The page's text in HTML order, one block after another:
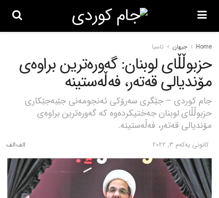
Home جیهان ئاسیا
حزبوڵڵای لوبنان: گەورەترین براوەی
مۆندیالی قەتەر، فەڵەستینە
جام کوردی – جێگری سەرۆکی ئەنجومەنی جێبەجێکاری
حزبوڵڵای لوبنان جەختیکردەوە کە گەورەترین براوەی
مۆندیالی قەتەر، فەڵەستینە.
كانونی یه‌كه‌م 3, 2022